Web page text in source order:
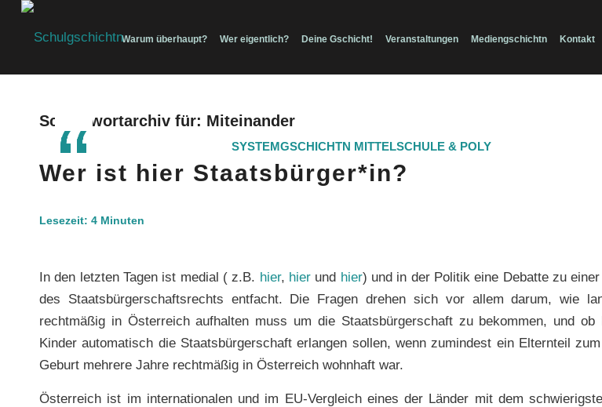
Warum überhaupt? Wer eigentlich? Deine Gschicht! Veranstaltungen Mediengschichtn Kontakt
Schlagwortarchiv für: Miteinander
SYSTEMGSCHICHTN MITTELSCHULE & POLY
Wer ist hier Staatsbürger*in?
Lesezeit: 4 Minuten
In den letzten Tagen ist medial ( z.B. hier, hier und hier) und in der Politik eine Debatte zu
des Staatsbürgerschaftsrechts entfacht. Die Fragen drehen sich vor allem darum, wie
rechtmäßig in Österreich aufhalten muss um die Staatsbürgerschaft zu bekommen, und ob
Kinder automatisch die Staatsbürgerschaft erlangen sollen, wenn zumindest ein Elternteil
Geburt mehrere Jahre rechtmäßig in Österreich wohnhaft war.
Österreich ist im internationalen und im EU-Vergleich eines der Länder mit dem